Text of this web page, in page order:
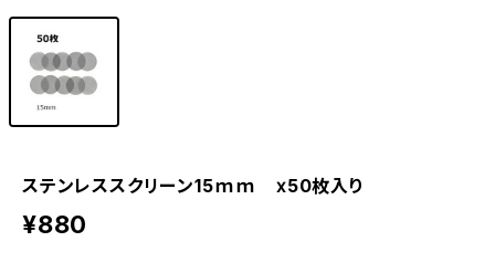
ステンレススクリーン15ｍｍ ⅹ50枚入り
¥880